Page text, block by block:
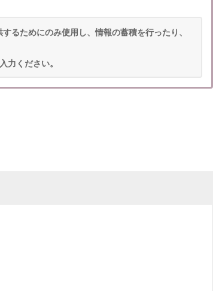
るためにのみ使用し、情報の蓄積を行ったり、
力ください。